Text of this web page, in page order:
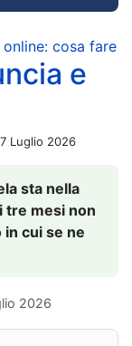
cosa fare
e
Luglio 2026
sta nella
tre mesi non
cui se ne
2026